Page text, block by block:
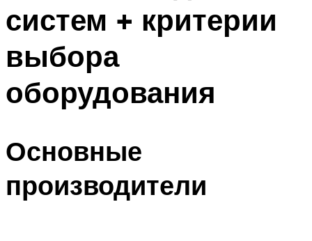
систем + критерии
выбора
оборудования
Основные
производители